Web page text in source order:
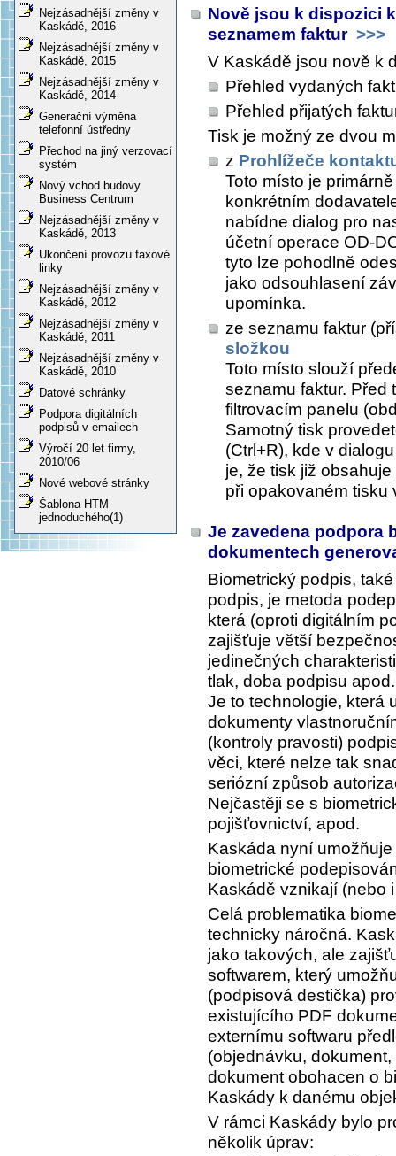
Nejzásadnější změny v
Kaskádě, 2016
Nejzásadnější změny v
Kaskádě, 2015
Nejzásadnější změny v
Kaskádě, 2014
Generační výměna
telefonní ústředny
Přechod na jiný verzovací
systém
Nový vchod budovy
Business Centrum
Nejzásadnější změny v
Kaskádě, 2013
Ukončení provozu faxové
linky
Nejzásadnější změny v
Kaskádě, 2012
Nejzásadnější změny v
Kaskádě, 2011
Nejzásadnější změny v
Kaskádě, 2010
Datové schránky
Podpora digitálních
podpisů v emailech
Výročí 20 let firmy,
2010/06
Nové webové stránky
Šablona HTM
jednoduchého(1)
Nově jsou k dispozici
seznamem faktur >>>
V Kaskádě jsou nově k
Přehled vydaných
Přehled přijatých
Tisk je možný ze dvou
z Prohlížeče
Toto místo je
konkrétním
nabídne dialog pro
účetní operace OD-
tyto lze pohodlně
jako odsouhlasení
upomínka.
ze seznamu faktur
složkou
Toto místo slouží
seznamu faktur. Před
filtrovacím panelu
Samotný tisk
(Ctrl+R), kde v
je, že tisk již
při opakovaném tisku
Je zavedena podpora
dokumentech
Biometrický podpis,
podpis, je metoda
která (oproti digitálním
zajišťuje větší
jedinečných
tlak, doba podpisu apod.
Je to technologie, která
dokumenty
(kontroly pravosti)
věci, které nelze tak
seriózní způsob
Nejčastěji se s
pojišťovnictví, apod.
Kaskáda nyní
biometrické
Kaskádě vznikají (nebo
Celá problematika
technicky náročná.
jako takových, ale
softwarem, který
(podpisová destička)
existujícího PDF
externímu softwaru
(objednávku,
dokument obohacen o
Kaskády k danému
V rámci Kaskády bylo
několik úprav: